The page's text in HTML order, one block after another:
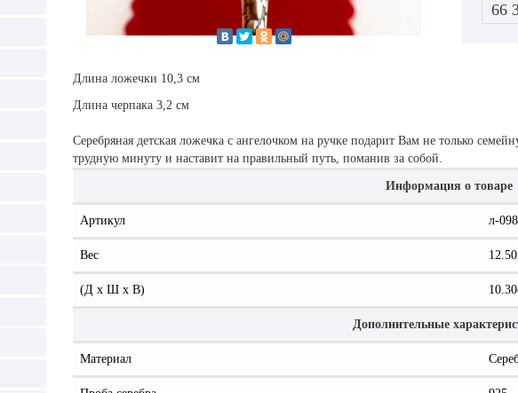
66
Длина ложечки 10,3 см
Длина черпака 3,2 см
Серебряная детская ложечка с ангелочком на ручке подарит Вам не только
трудную минуту и наставит на правильный путь, поманив за собой.
Информация о товаре
Артикул л-098
Вес
(Д x Ш x В)
Дополнительные
Материал